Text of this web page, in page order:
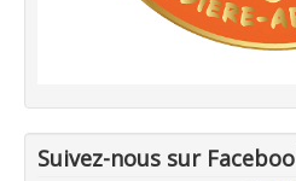
Suivez-nous sur